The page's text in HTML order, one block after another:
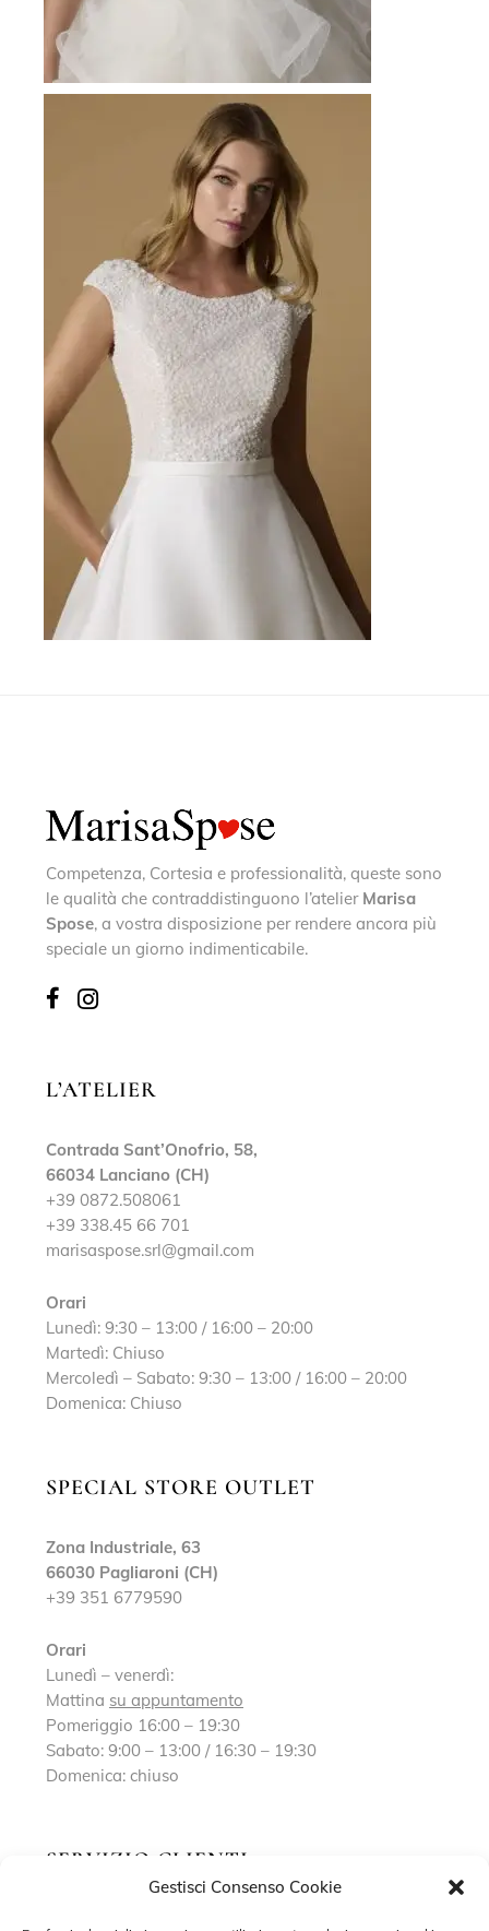
Gestisci Consenso Cookie
Competenza, Cortesia e professionalità, queste sono
le qualità che contraddistinguono l’atelier Marisa
Spose, a vostra disposizione per rendere ancora più
speciale un giorno indimenticabile.
L’ATELIER
Contrada Sant’Onofrio, 58,
66034 Lanciano (CH)
+39 0872.508061
+39 338.45 66 701
marisaspose.srl@gmail.com
Orari
Lunedì: 9:30 – 13:00 / 16:00 – 20:00
Martedì: Chiuso
Mercoledì – Sabato: 9:30 – 13:00 / 16:00 – 20:00
Domenica: Chiuso
SPECIAL STORE OUTLET
Zona Industriale, 63
66030 Pagliaroni (CH)
+39 351 6779590
Orari
Lunedì – venerdì:
Mattina su appuntamento
Pomeriggio 16:00 – 19:30
Sabato: 9:00 – 13:00 / 16:30 – 19:30
Domenica: chiuso
SERVIZIO CLIENTI